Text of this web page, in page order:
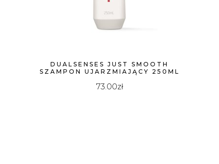
DUALSENSES JUST SMOOTH
SZAMPON UJARZMIAJĄCY 250ML
73.00zł